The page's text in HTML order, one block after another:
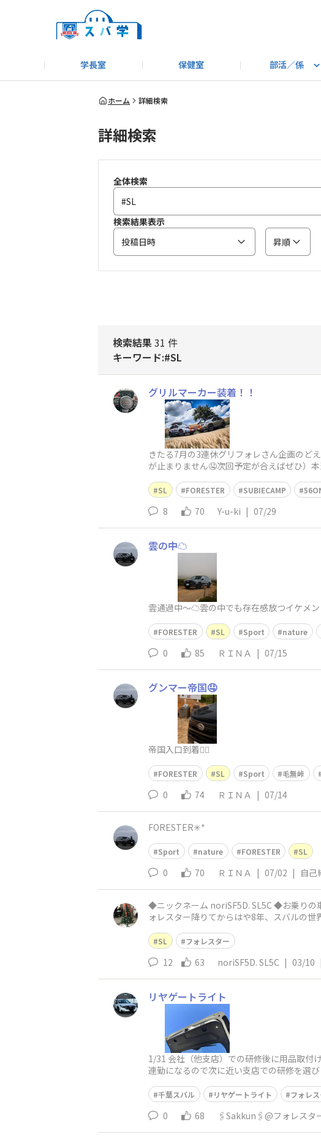
学長室 保健室 部活／係
キャンプ＆アウトドア部
モータースポーツ部
＃洗車同好会
その他
教えてコーナー
はじめましての方へ
SUBARUオフィシャルWebサイト
ホーム 詳細検索
詳細検索
全体検索
検索結果表示
投稿日時
昇順
検索結果31 件
キーワード:#SL
グリルマーカー装着！！
きたる7月の3連休グリフォレさん企画のど
が止まりません🤤次回予定が合えばぜひ）
SL FORESTER SUBIECAMP
8 70 Y-u-ki | 07/29
雲の中☁️
雲通過中〜☁️雲の中でも存在感放つイケメ
FORESTER SL Sport nature
0 85 ＲＩＮＡ | 07/15
グンマー帝国🤤
帝国入口到着✌🏻
FORESTER SL Sport 毛無峠
0 74 ＲＩＮＡ | 07/14
FORESTER✳︎*
Sport nature FORESTER SL
0 70 ＲＩＮＡ | 07/02 | 自己
◆ニックネーム noriSF5D. SL5C ◆お乗りの車種（乗りたい車種でもOK） SLフォレスターC型予約しました ◆ご自由に自己紹介をどうぞ！ SFフ
ォレスター降りてからはや8年、スバルの
SL フォレスター
12 63 noriSF5D. SL5C | 03/10 |
リヤゲートライト
1/31 会社（他支店）での研修後に用品取付
連勤になるので次に近い支店での研修を選
千葉スバル リヤゲートライト フォレ
0 68 🖇️Sakkun🖇️@フォレスタ